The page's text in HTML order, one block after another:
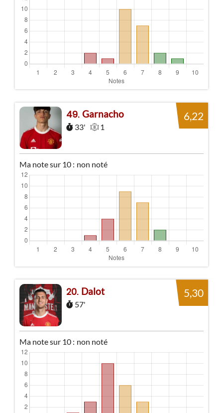
49 Garnacho
33' 1
6,22
Ma note sur 10 : non noté
20 Dalot
57'
5,30
Ma note sur 10 : non noté